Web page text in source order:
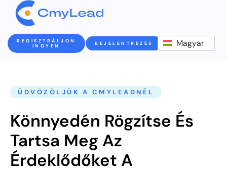
REGISZTRÁLJON
INGYEN
BEJELENTKEZÉS Magyar
ÜDVÖZÖLJÜK A CMYLEADNÉL
Könnyedén Rögzítse És
Tartsa Meg Az
Érdeklődőket A